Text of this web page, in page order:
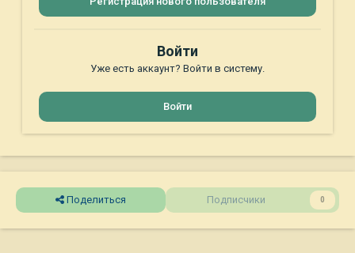
Войти
Уже есть аккаунт? Войти в систему.
Войти
Поделиться Подписчики 0